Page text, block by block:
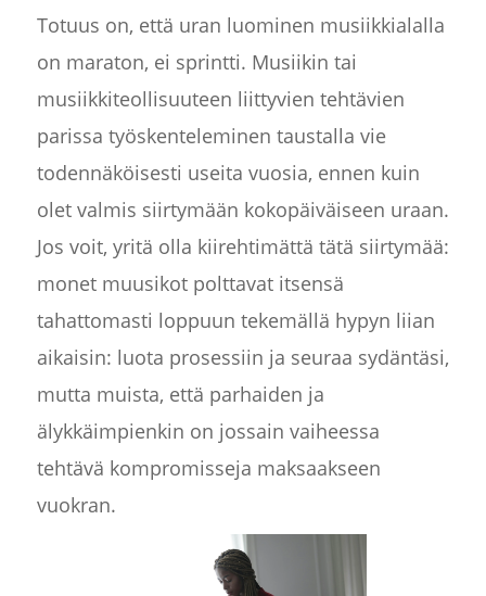
Totuus on, että uran luominen musiikkialalla
on maraton, ei sprintti. Musiikin tai
musiikkiteollisuuteen liittyvien tehtävien
parissa työskenteleminen taustalla vie
todennäköisesti useita vuosia, ennen kuin
olet valmis siirtymään kokopäiväiseen uraan.
Jos voit, yritä olla kiirehtimättä tätä siirtymää:
monet muusikot polttavat itsensä
tahattomasti loppuun tekemällä hypyn liian
aikaisin: luota prosessiin ja seuraa sydäntäsi,
mutta muista, että parhaiden ja
älykkäimpienkin on jossain vaiheessa
tehtävä kompromisseja maksaakseen
vuokran.